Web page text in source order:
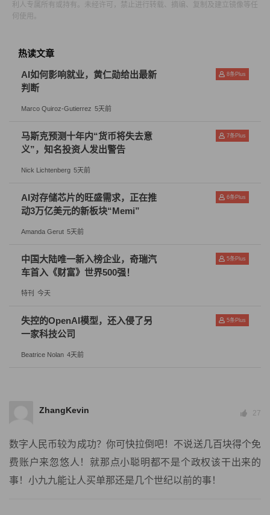
备的门槛并提升了一般资源的易得性，也使得个体绕开监
研发进展白皮书》，商业机构推出全球性稳定币，将给国
际货币体系、支付清算体系、货币政策、跨境资本流动管
但我们也要看到这一威胁存在着积极的一面：现代货币的
传统共识已经出现危机，Web3.0和虚拟货币的出现可以为
垄断铸币权并无可避免的提供超量货币供应是造成通货膨
胀的根本原因，而严重的通货膨胀最终会造成社会动荡。
Web3.0作为一种变革财富分配方式的有效工具，能有效解
决货币超发难题。
元宇宙和Web3.0不是简单的把名字从Facebook改成Meta
就能实现的，但理想与现实的差距亦不应阻碍我们睁眼看
世界的清醒头脑，由Web3.0引导的产业变革已经开始发
动Web3.0产业的繁荣，在实体经济增长乏力的当下，似乎
不仅对Web3本身至关重要，对社会经济也具有潜移默化
的影响。
利人专属所有或持有。未经许可，禁止进行转载、摘编、复制及建立镜像等任
何使用。
热读文章
8条Plus
Marco Quiroz-Gutierrez 5天前
AI如何影响就业，黄仁勋给出最新
判断
7条Plus
Nick Lichtenberg 5天前
马斯克预测十年内“货币将失去意
义”，知名投资人发出警告
6条Plus
Amanda Gerut 5天前
AI对存储芯片的旺盛需求，正在推
动3万亿美元的新板块“Memi”
5条Plus
特刊 今天
中国大陆唯一新入榜企业，奇瑞汽
车首入《财富》世界500强！
5条Plus
Beatrice Nolan 4天前
失控的OpenAI模型，还入侵了另
一家科技公司
27
ZhangKevin
数字人民币较为成功？你可快拉倒吧！不说送几百块得个免
费账户来忽悠人！就那点小聪明都不是个政权该干出来的
事！小九九能让人买单那还是几个世纪以前的事！